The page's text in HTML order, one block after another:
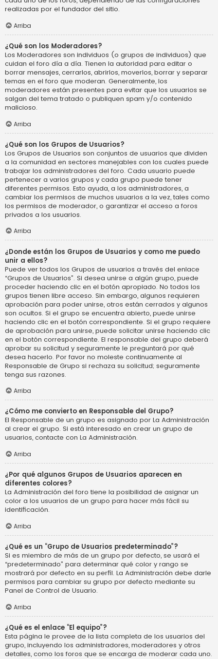
realizadas por el fundador del sitio.
Arriba
¿Qué son los Moderadores?
Los Moderadores son individuos (o grupos de individuos) que
cuidan el foro día a día. Tienen la autoridad para editar o
borrar mensajes, cerrarlos, abrirlos, moverlos, borrar y separar
temas en el foro que moderan. Generalmente, los
moderadores están presentes para evitar que los usuarios se
salgan del tema tratado o publiquen spam y/o contenido
malicioso.
Arriba
¿Qué son los Grupos de Usuarios?
Los Grupos de Usuarios son conjuntos de usuarios que dividen
a la comunidad en sectores manejables con los cuales puede
trabajar los administradores del foro. Cada usuario puede
pertenecer a varios grupos y cada grupo puede tener
diferentes permisos. Esto ayuda, a los administradores, a
cambiar los permisos de muchos usuarios a la vez, tales como
los permisos de moderador, o garantizar el acceso a foros
privados a los usuarios.
Arriba
¿Donde están los Grupos de Usuarios y como me puedo
unir a ellos?
Puede ver todos los Grupos de usuarios a través del enlace
“Grupos de Usuarios”. Si desea unirse a algún grupo, puede
proceder haciendo clic en el botón apropiado. No todos los
grupos tienen libre acceso. Sin embargo, algunos requieren
aprobación para poder unirse, otros están cerrados y algunos
son ocultos. Si el grupo se encuentra abierto, puede unirse
haciendo clic en el botón correspondiente. Si el grupo requiere
de aprobación para unirse, puede solicitar unirse haciendo clic
en el botón correspondiente. El responsable del grupo deberá
aprobar su solicitud y seguramente le preguntará por qué
desea hacerlo. Por favor no moleste continuamente al
Responsable de Grupo si rechaza su solicitud; seguramente
tenga sus razones.
Arriba
¿Cómo me convierto en Responsable del Grupo?
El Responsable de un grupo es asignado por La Administración
al crear el grupo. Si está interesado en crear un grupo de
usuarios, contacte con La Administración.
Arriba
¿Por qué algunos Grupos de Usuarios aparecen en
diferentes colores?
La Administración del foro tiene la posibilidad de asignar un
color a los usuarios de un grupo para hacer más fácil su
identificación.
Arriba
¿Qué es un “Grupo de Usuarios predeterminado”?
Si es miembro de más de un grupo por defecto, se usará el
“predeterminado” para determinar qué color y rango se
mostrará por defecto en su perfil. La Administración debe darle
permisos para cambiar su grupo por defecto mediante su
Panel de Control de Usuario.
Arriba
¿Qué es el enlace “El equipo”?
Esta página le provee de la lista completa de los usuarios del
grupo, incluyendo los administradores, moderadores y otros
detalles, como los foros que se encarga de moderar cada uno.